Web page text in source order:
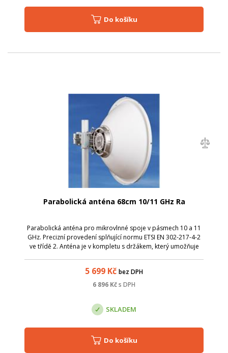
Do košíku
Parabolická anténa 68cm 10/11 GHz Ra
Parabolická anténa pro mikrovlnné spoje v pásmech 10 a 11
GHz. Precizní provedení splňující normu ETSI EN 302-217-4-2
ve třídě 2. Anténa je v kompletu s držákem, který umožňuje
5 699 Kč bez DPH
6 896 Kčs DPH
SKLADEM
Do košíku